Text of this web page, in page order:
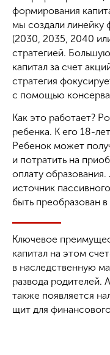
формирования
мы создали
(2030, 2035, 2040
стратегией.
капитал за счет
стратегия
с помощью
Как это работает?
ребенка. К его 18-
Ребенок может
и потратить на
оплату
источник
быть преобразован
Ключевое
капитал на этом
в наследственную
развода родителей.
также появляется
щит для